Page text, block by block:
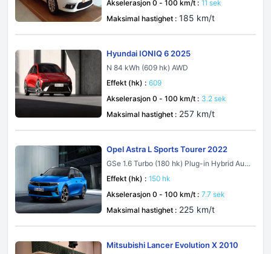
Akselerasjon 0 - 100 km/t : 11 sek
Maksimal hastighet : 185 km/t
Hyundai IONIQ 6 2025
N 84 kWh (609 hk) AWD
Effekt (hk) : 609
Akselerasjon 0 - 100 km/t : 3.2 sek
Maksimal hastighet : 257 km/t
Opel Astra L Sports Tourer 2022
GSe 1.6 Turbo (180 hk) Plug-in Hybrid Aut
Effekt (hk) : 150 hk
Akselerasjon 0 - 100 km/t : 7.7 sek
Maksimal hastighet : 225 km/t
Mitsubishi Lancer Evolution X 2010